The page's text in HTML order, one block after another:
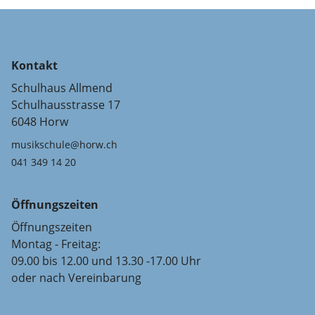
Kontakt
Schulhaus Allmend
Schulhausstrasse 17
6048 Horw
musikschule@horw.ch
041 349 14 20
Öffnungszeiten
Öffnungszeiten
Montag - Freitag:
09.00 bis 12.00 und 13.30 -17.00 Uhr
oder nach Vereinbarung